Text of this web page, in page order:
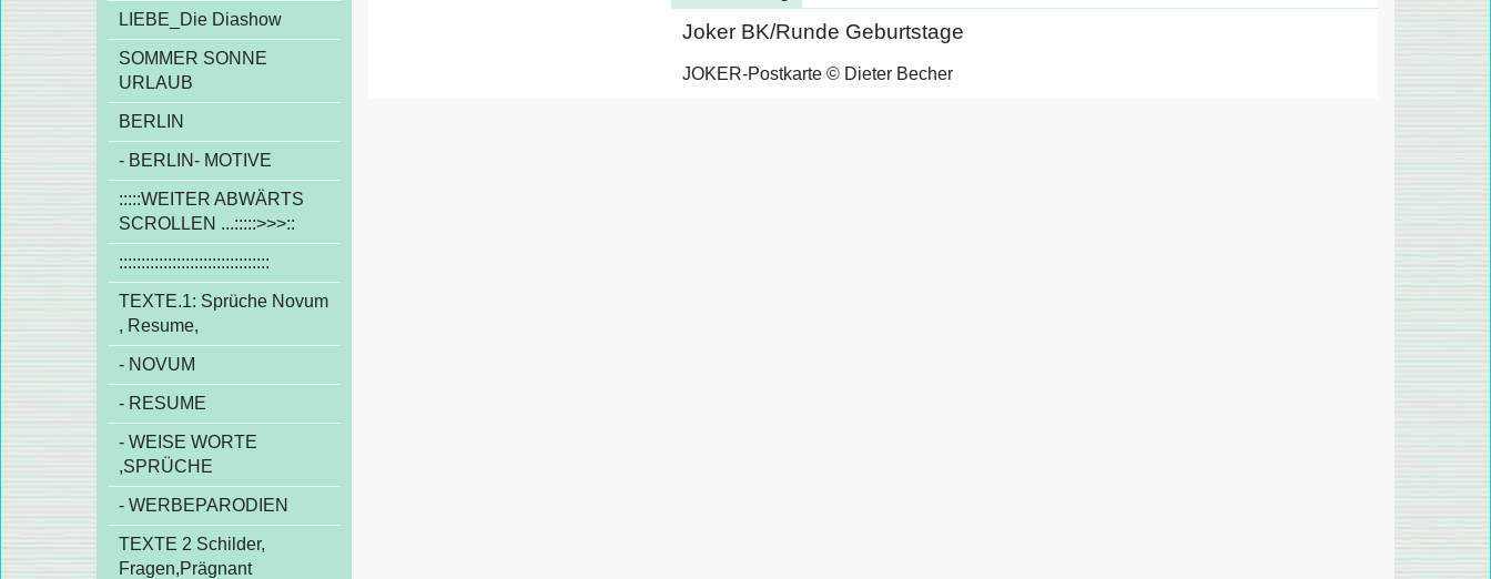
LIEBE_Die Diashow
SOMMER SONNE
URLAUB
BERLIN
- BERLIN- MOTIVE
:::::WEITER ABWÄRTS
SCROLLEN ...:::::>>>::
::::::::::::::::::::::::::::::::::
TEXTE.1: Sprüche Novum
, Resume,
- NOVUM
- RESUME
- WEISE WORTE
,SPRÜCHE
- WERBEPARODIEN
TEXTE 2 Schilder,
Fragen,Prägnant
Joker BK/Runde Geburtstage
JOKER-Postkarte © Dieter Becher